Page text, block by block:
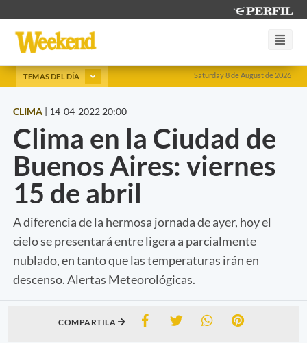
Saturday 8 de August de 2026
TEMAS DEL DÍA
CLIMA | 14-04-2022 20:00
Clima en la Ciudad de
Buenos Aires: viernes
15 de abril
A diferencia de la hermosa jornada de ayer, hoy el
cielo se presentará entre ligera a parcialmente
nublado, en tanto que las temperaturas irán en
descenso. Alertas Meteorológicas.
COMPARTILA